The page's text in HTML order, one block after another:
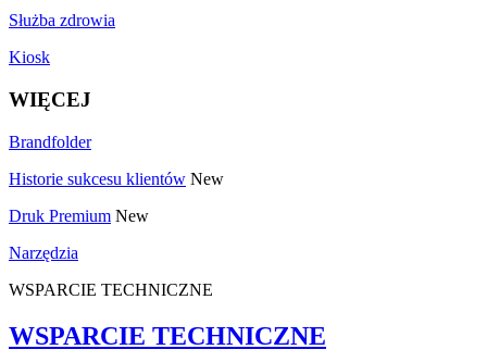
Służba zdrowia
Kiosk
WIĘCEJ
Brandfolder
Historie sukcesu klientów New
Druk Premium New
Narzędzia
WSPARCIE TECHNICZNE
WSPARCIE TECHNICZNE